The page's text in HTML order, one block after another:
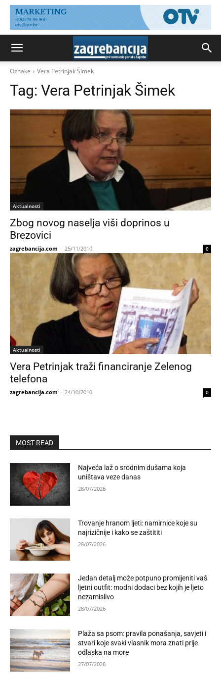
Oznake Vera Petrinjak Šimek
Tag: Vera Petrinjak Šimek
Aktualnosti
Zbog novog naselja viši doprinos u
Brezovici
zagrebancija.com - 25/11/2010 0
Aktualnosti
Vera Petrinjak traži financiranje Zelenog
telefona
zagrebancija.com - 24/10/2010 0
MOST READ
Najveća laž o srodnim dušama koja
uništava veze danas
28/07/2026
Trovanje hranom ljeti: namirnice koje su
najrizičnije i kako se zaštititi
28/07/2026
Jedan detalj može potpuno promijeniti vaš
ljetni outfit: modni dodaci bez kojih je ljeto
nezamislivo
28/07/2026
Plaža sa psom: pravila ponašanja, savjeti i
stvari koje svaki vlasnik mora znati prije
odlaska na more
27/07/2026